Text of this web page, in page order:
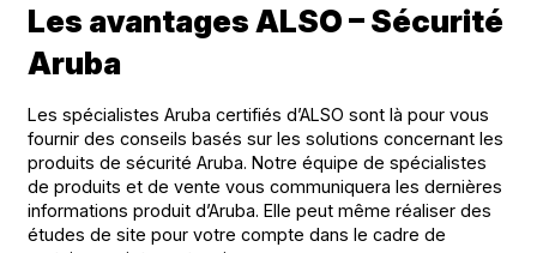
Les avantages ALSO – Sécurité
Aruba
Les spécialistes Aruba certifiés d’ALSO sont là pour vous
fournir des conseils basés sur les solutions concernant les
produits de sécurité Aruba. Notre équipe de spécialistes
de produits et de vente vous communiquera les dernières
informations produit d’Aruba. Elle peut même réaliser des
études de site pour votre compte dans le cadre de